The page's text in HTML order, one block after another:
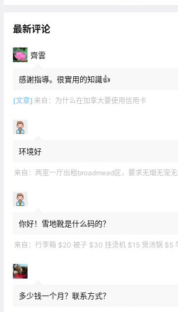
最新评论
齊雲
感謝指導。很實用的知識👍
[文章] 来自： 为什么在加拿大要使用信用卡
环境好
来自： 两室一厅出租broadmead区，要求无烟无宠无麻无party，租金2200
你好！雪地靴是什么码的？
来自： 行李箱 $20 被子 $30 挂烫机 $15 煲汤锅 $5 华夫饼机 $5 衣服 $5 雪地靴
多少钱一个月？联系方式？